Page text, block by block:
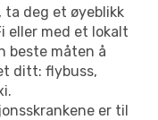
deg et øyeblikk
eller med et lokalt
beste måten å
ditt: flybuss,
er til